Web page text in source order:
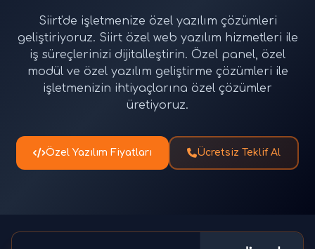
Siirt'de işletmenize özel yazılım çözümleri
geliştiriyoruz. Siirt özel web yazılım hizmetleri ile
iş süreçlerinizi dijitalleştirin. Özel panel, özel
modül ve özel yazılım geliştirme çözümleri ile
işletmenizin ihtiyaçlarına özel çözümler
üretiyoruz.
Özel Yazılım Fiyatları Ücretsiz Teklif Al